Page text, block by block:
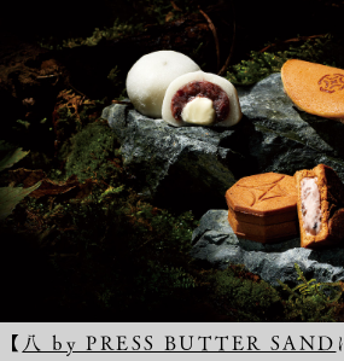
【八 by PRESS BUTTER SAND